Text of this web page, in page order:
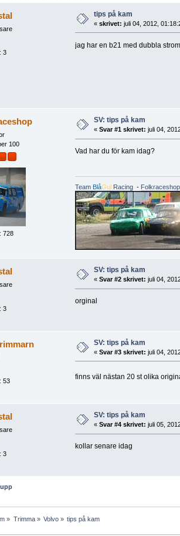
3
tips på kam
« skrivet: juli 04, 2012,
jag har en b21 med dubbla
100
728
SV: tips på kam
« Svar #1 skrivet: juli 04,
Vad har du för kam idag?
Team BlåGul Racing- Folkraceshop
3
SV: tips på kam
« Svar #2 skrivet: juli 04,
orginal
53
SV: tips på kam
« Svar #3 skrivet: juli 04,
finns väl nästan 20 st olika
3
SV: tips på kam
« Svar #4 skrivet: juli 05,
kollar senare idag
» Trimma» Volvo» tips på kam